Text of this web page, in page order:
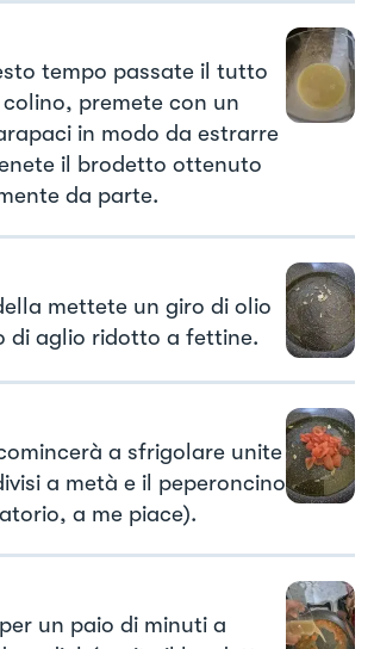
tempo passate il tutto
premete con un
in modo da estrarre
il brodetto ottenuto
da parte.
mettete un giro di olio
di aglio ridotto a fettine.
a sfrigolare unite
a metà e il peperoncino
a me piace).
un paio di minuti a